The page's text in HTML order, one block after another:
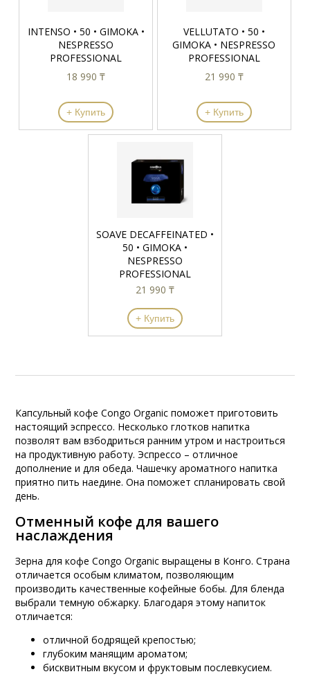
INTENSO • 50 • GIMOKA •
NESPRESSO
PROFESSIONAL
18 990 ₸
+ Купить
VELLUTATO • 50 •
GIMOKA • NESPRESSO
PROFESSIONAL
21 990 ₸
+ Купить
SOAVE DECAFFEINATED •
50 • GIMOKA •
NESPRESSO
PROFESSIONAL
21 990 ₸
+ Купить
Капсульный кофе Congo Organic поможет приготовить
настоящий эспрессо. Несколько глотков напитка
позволят вам взбодриться ранним утром и настроиться
на продуктивную работу. Эспрессо – отличное
дополнение и для обеда. Чашечку ароматного напитка
приятно пить наедине. Она поможет спланировать свой
день.
Отменный кофе для вашего
наслаждения
Зерна для кофе Congo Organic выращены в Конго. Страна
отличается особым климатом, позволяющим
производить качественные кофейные бобы. Для бленда
выбрали темную обжарку. Благодаря этому напиток
отличается:
отличной бодрящей крепостью;
глубоким манящим ароматом;
бисквитным вкусом и фруктовым послевкусием.